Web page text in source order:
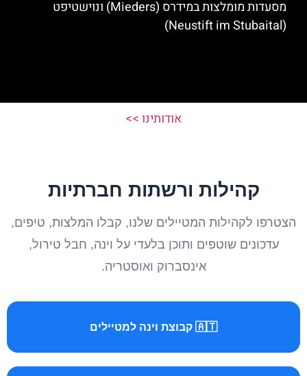
מסעדות מומלצות במידרס (Mieders) ונוישטיפט
(Neustift im Stubaital)
אודותינו >>
קהילות ורשתות חברתיות
הצטרפו לקהילות המטיילים שלנו, קבלו המלצות, טיפים,
עדכונים שוטפים ותוכן בלעדי על וינה, חבל טירול,
אינסברוק ואוסטריה.
🇦🇹 קבוצת וינה למטיילים